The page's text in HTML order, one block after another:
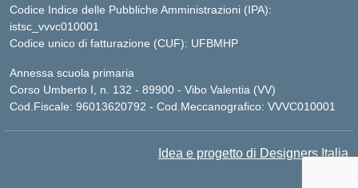
Codice Indice delle Pubbliche Amministrazioni (IPA):
istsc_vvvc010001
Codice unico di fatturazione (CUF): UFBMHP
Annessa scuola primaria
Corso Umberto I, n. 132 - 89900 - Vibo Valentia (VV)
Cod.Fiscale: 96013620792 - Cod.Meccanografico: VVVC010001
Idea e progetto di Designers Italia